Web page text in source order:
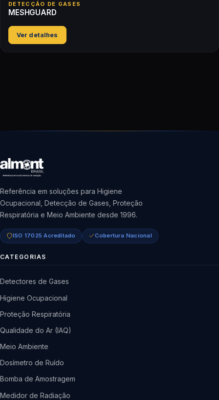
DETECÇÃO DE GASES
MESHGUARD
Ver detalhes
Referência em soluções para Higiene
Ocupacional, Detecção de Gases, Proteção
Respiratória e Meio Ambiente desde 1996.
ISO 17025 Acreditado Cobertura Nacional
CATEGORIAS
Detectores de Gases
Higiene Ocupacional
Proteção Respiratória
Qualidade do Ar (IAQ)
Meio Ambiente
Dosímetro de Ruído
Bomba de Amostragem
Medidor de Radiação